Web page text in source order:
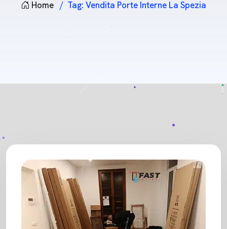
Home Tag: Vendita Porte Interne La Spezia